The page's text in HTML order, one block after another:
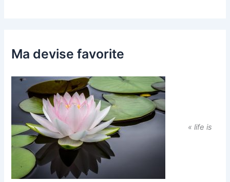
Ma devise favorite
« life is